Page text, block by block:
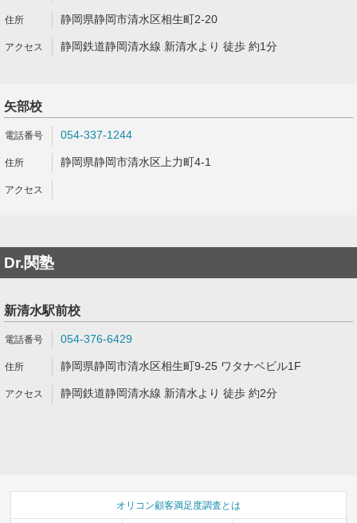
静岡県静岡市清水区相生町2-20
静岡鉄道静岡清水線 新清水より 徒歩 約1分
矢部校
054-337-1244
静岡県静岡市清水区上力町4-1
Dr.関塾
新清水駅前校
054-376-6429
静岡県静岡市清水区相生町9‐25 ワタナベビル1F
静岡鉄道静岡清水線 新清水より 徒歩 約2分
オリコン顧客満足度調査とは